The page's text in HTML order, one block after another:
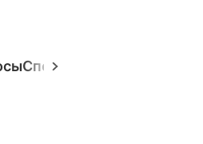
Спецпроекты